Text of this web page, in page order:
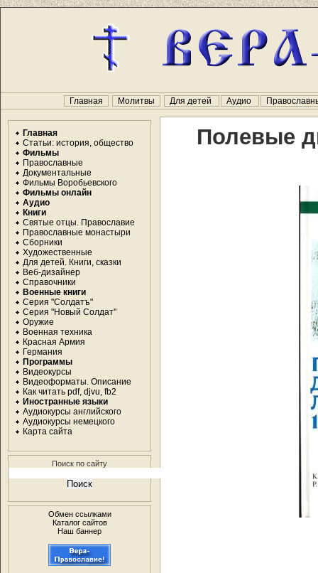
Главная Молитвы Для детей Аудио
Главная
Статьи: история, общество
Фильмы
Православные
Документальные
Фильмы Воробьевского
Фильмы онлайн
Аудио
Книги
Святые отцы. Православие
Православные монастыри
Сборники
Художественные
Для детей. Книги, сказки
Веб-дизайнер
Справочники
Военные книги
Серия "Солдатъ"
Серия "Новый Солдат"
Оружие
Военная техника
Красная Армия
Германия
Программы
Видеокурсы
Видеоформаты. Описание
Как читать pdf, djvu, fb2
Иностранные языки
Аудиокурсы английского
Аудиокурсы немецкого
Карта сайта
Поиск по сайту
Обмен ссылками
Каталог сайтов
Наш баннер
Полевые